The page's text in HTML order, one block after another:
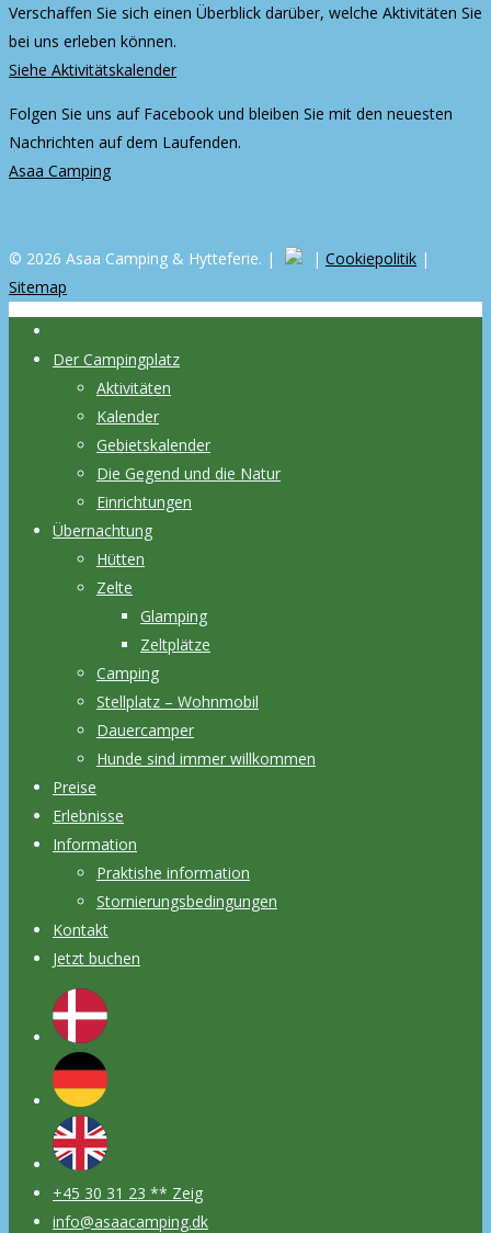
Verschaffen Sie sich einen Überblick darüber, welche Aktivitäten Sie
bei uns erleben können.
Siehe Aktivitätskalender
Folgen Sie uns auf Facebook und bleiben Sie mit den neuesten
Nachrichten auf dem Laufenden.
Asaa Camping
© 2026 Asaa Camping & Hytteferie. | | Cookiepolitik |
Sitemap
Der Campingplatz
Aktivitäten
Kalender
Gebietskalender
Die Gegend und die Natur
Einrichtungen
Übernachtung
Hütten
Zelte
Glamping
Zeltplätze
Camping
Stellplatz – Wohnmobil
Dauercamper
Hunde sind immer willkommen
Preise
Erlebnisse
Information
Praktishe information
Stornierungsbedingungen
Kontakt
Jetzt buchen
+45 30 31 23 ** Zeig
info@asaacamping.dk